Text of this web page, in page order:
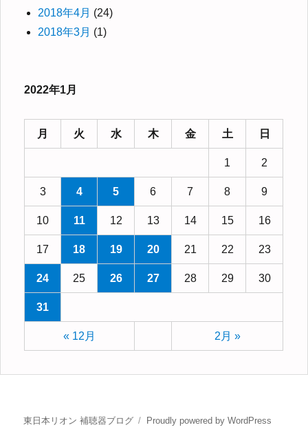
2018年4月 (24)
2018年3月 (1)
2022年1月
月 火 水 木 金 土 日
« 12月 2月 »
1 2
3 4 5 6 7 8 9
10 11 12 13 14 15 16
17 18 19 20 21 22 23
24 25 26 27 28 29 30
31
東日本リオン 補聴器ブログ Proudly powered by WordPress